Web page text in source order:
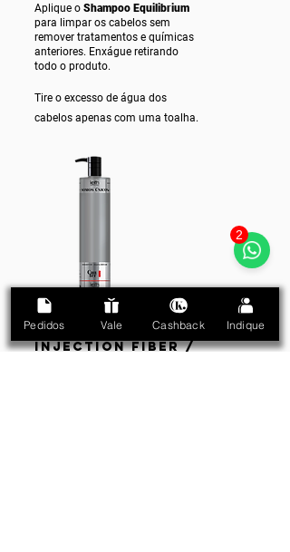
Aplique o Shampoo Equilibrium
para limpar os cabelos sem
remover tratamentos e químicas
anteriores. Enxágue retirando
todo o produto.
Tire o excesso de água dos
cabelos apenas com uma toalha.
PASSO 2.
INJECTION FIBER /
Pedidos Vale Cashback Indique
2